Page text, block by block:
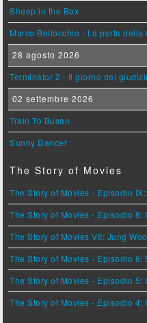
Sheep in the Box
Marco Bellocchio - La porta della
28 agosto 2026
Terminator 2 - Il giorno del
02 settembre 2026
Train To Busan
Sunny Dancer
The Story of Movies
The Story of Movies - Episodio
The Story of Movies - Episodio
The Story of Movies VII: Jung
The Story of Movies - Episodio
The Story of Movies - Episodio 5:
The Story of Movies - Episodio 4: